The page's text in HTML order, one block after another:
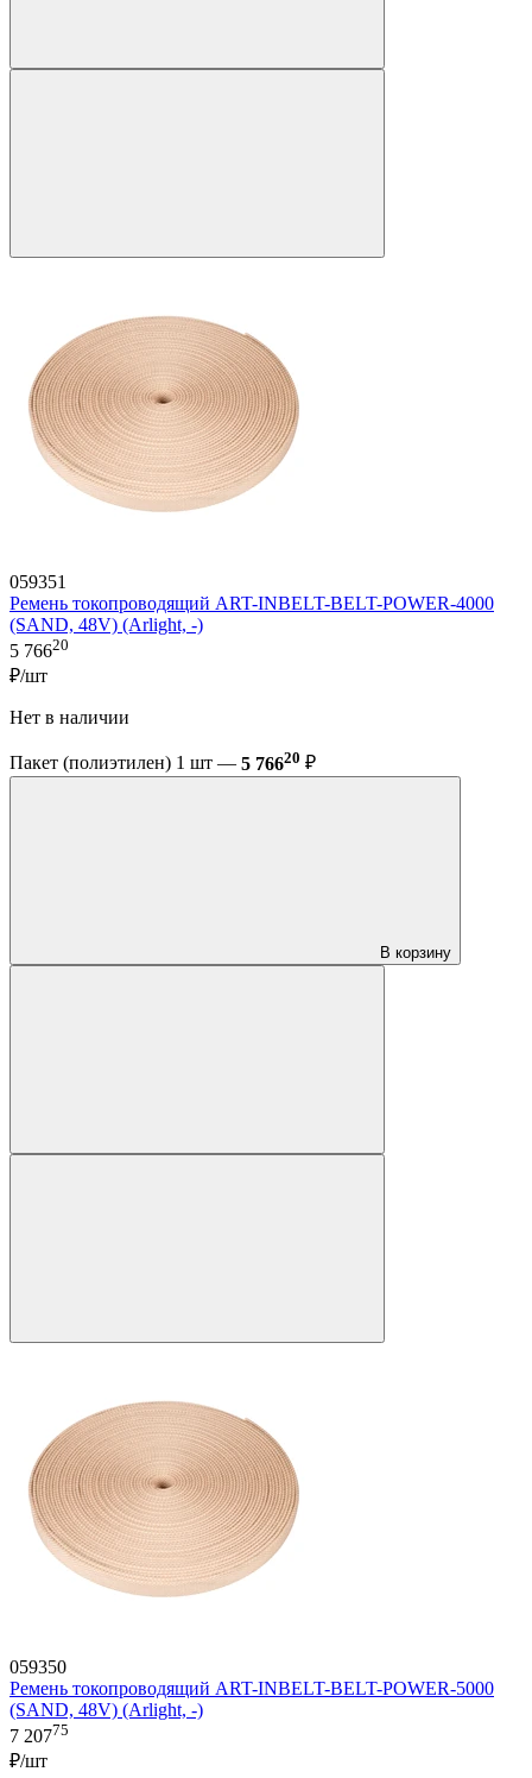
059351
Ремень токопроводящий ART-INBELT-BELT-POWER-4000
(SAND, 48V) (Arlight, -)
5 76620
₽/шт
Нет в наличии
Пакет (полиэтилен) 1 шт — 5 76620 ₽
В корзину
059350
Ремень токопроводящий ART-INBELT-BELT-POWER-5000
(SAND, 48V) (Arlight, -)
7 20775
₽/шт